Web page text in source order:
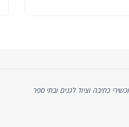
של כ-20 שנה באספקת מכשירי כתיבה וציוד לגנים ובתי ספר